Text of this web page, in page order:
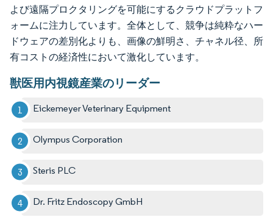
よび遠隔プロクタリングを可能にするクラウドプラットフ
ォームに注力しています。全体として、競争は純粋なハー
ドウェアの差別化よりも、画像の鮮明さ、チャネル径、所
有コストの経済性において激化しています。
獣医用内視鏡産業のリーダー
Eickemeyer Veterinary Equipment
Olympus Corporation
Steris PLC
Dr. Fritz Endoscopy GmbH